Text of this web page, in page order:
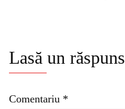
Lasă un răspuns
Comentariu *